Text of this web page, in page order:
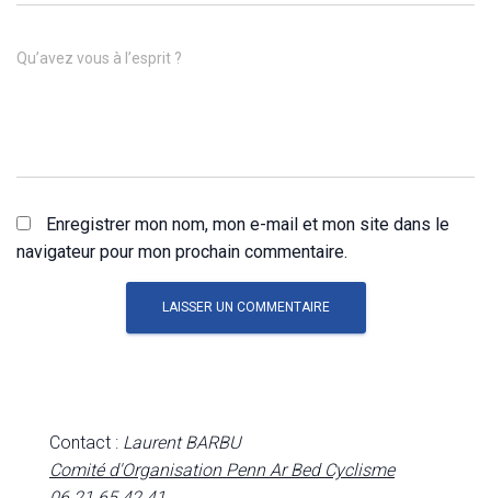
Qu’avez vous à l’esprit ?
Enregistrer mon nom, mon e-mail et mon site dans le
navigateur pour mon prochain commentaire.
Contact : Laurent BARBU
Comité d'Organisation Penn Ar Bed Cyclisme